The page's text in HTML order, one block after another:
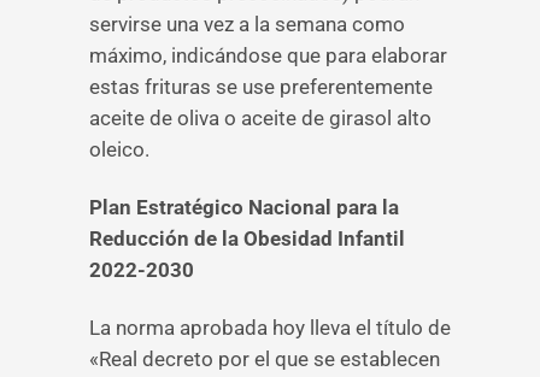
servirse una vez a la semana como
máximo, indicándose que para elaborar
estas frituras se use preferentemente
aceite de oliva o aceite de girasol alto
oleico.
Plan Estratégico Nacional para la
Reducción de la Obesidad Infantil
2022-2030
La norma aprobada hoy lleva el título de
«Real decreto por el que se establecen